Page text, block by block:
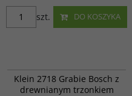
DO KOSZYKA
szt.
Klein 2718 Grabie Bosch z
drewnianym trzonkiem